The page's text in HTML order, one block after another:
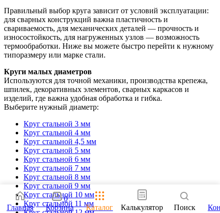
Правильный выбор круга зависит от условий эксплуатации:
для сварных конструкций важна пластичность и
свариваемость, для механических деталей — прочность и
износостойкость, для нагруженных узлов — возможность
термообработки. Ниже вы можете быстро перейти к нужному
типоразмеру или марке стали.
Круги малых диаметров
Используются для точной механики, производства крепежа,
шпилек, декоративных элементов, сварных каркасов и
изделий, где важна удобная обработка и гибка.
Выберите нужный диаметр:
Круг стальной 3 мм
Круг стальной 4 мм
Круг стальной 4,5 мм
Круг стальной 5 мм
Круг стальной 6 мм
Круг стальной 7 мм
Круг стальной 8 мм
Круг стальной 9 мм
Круг стальной 10 мм
Круг стальной 11 мм
Главная
0
Корзина
Каталог Калькулятор Поиск